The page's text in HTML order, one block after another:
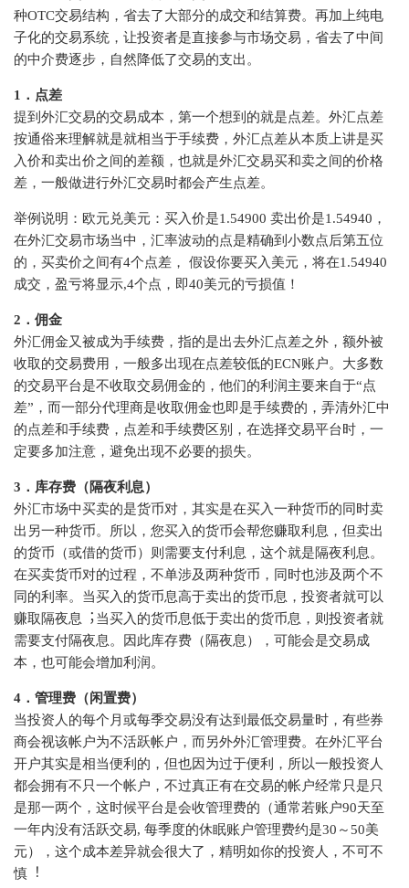
种OTC交易结构，省去了⼤部分的成交和结算费。再加上纯电
⼦化的交易系统，让投资者是直接参与市场交易，省去了中间
的中介费逐步，⾃然降低了交易的⽀出。
1．点差
提到外汇交易的交易成本，第⼀个想到的就是点差。外汇点差
按通俗来理解就是就相当于手续费，外汇点差从本质上讲是买
入价和卖出价之间的差额，也就是外汇交易买和卖之间的价格
差，一般做进行外汇交易时都会产生点差。
举例说明：欧元兑美元：买入价是1.54900 卖出价是1.54940，
在外汇交易市场当中，汇率波动的点是精确到小数点后第五位
的，买卖价之间有4个点差， 假设你要买入美元，将在1.54940
成交，盈亏将显示,4个点，即40美元的亏损值！
2．佣⾦
外汇佣金又被成为手续费，指的是出去外汇点差之外，额外被
收取的交易费用，一般多出现在点差较低的ECN账户。大多数
的交易平台是不收取交易佣金的，他们的利润主要来自于“点
差”，而一部分代理商是收取佣金也即是手续费的，弄清外汇中
的点差和手续费，点差和手续费区别，在选择交易平台时，一
定要多加注意，避免出现不必要的损失。
3．库存费（隔夜利息）
外汇市场中买卖的是货币对，其实是在买入一种货币的同时卖
出另一种货币。所以，您买入的货币会帮您赚取利息，但卖出
的货币（或借的货币）则需要支付利息，这个就是隔夜利息。
在买卖货币对的过程，不单涉及两种货币，同时也涉及两个不
同的利率。当买⼊的货币息⾼于卖出的货币息，投资者就可以
赚取隔夜息︔当买⼊的货币息低于卖出的货币息，则投资者就
需要⽀付隔夜息。因此库存费（隔夜息），可能会是交易成
本，也可能会增加利润。
4．管理费（闲置费）
当投资⼈的每个⽉或每季交易没有达到最低交易量时，有些券
商会视该帐户为不活跃帐户，⽽另外外汇管理费。在外汇平台
开户其实是相当便利的，但也因为过于便利，所以⼀般投资⼈
都会拥有不只⼀个帐户，不过真正有在交易的帐户经常只是只
是那⼀两个，这时候平台是会收管理费的（通常若账户90天至
一年内没有活跃交易, 每季度的休眠账户管理费约是30～50美
元），这个成本差异就会很⼤了，精明如你的投资⼈，不可不
慎︕